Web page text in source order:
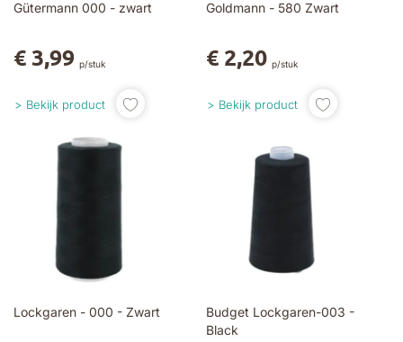
Gütermann 000 - zwart
€ 3,99 p/stuk
Bekijk product
Goldmann - 580 Zwart
€ 2,20 p/stuk
Bekijk product
Lockgaren - 000 - Zwart
Budget Lockgaren-003 -
Black